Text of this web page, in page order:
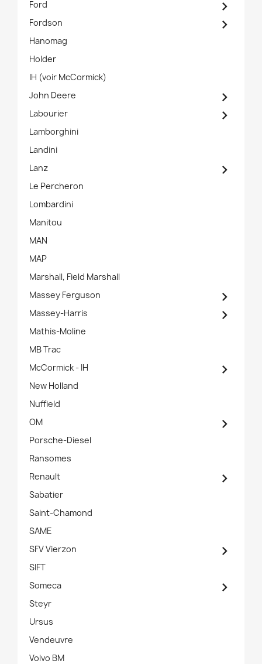
Ford

Fordson 
Hanomag
Holder
IH (voir McCormick)
John Deere

Labourier 
Lamborghini
Landini
Lanz

Le Percheron
Lombardini
Manitou
MAN
MAP
Marshall, Field Marshall
Massey Ferguson

Massey-Harris 
Mathis-Moline
MB Trac
McCormick - IH

New Holland
Nuffield
OM

Porsche-Diesel
Ransomes
Renault

Sabatier
Saint-Chamond
SAME
SFV Vierzon

SIFT
Someca

Steyr
Ursus
Vendeuvre
Volvo BM